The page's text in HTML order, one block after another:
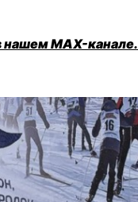
нашем MAX-канале.